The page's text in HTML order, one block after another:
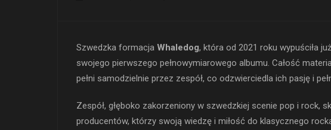
Szwedzka formacja Whaledog, która od 2021 roku wypuściła
swojego pierwszego pełnowymiarowego albumu. Całość
pełni samodzielnie przez zespół, co odzwierciedla ich pasję i
Zespół, głęboko zakorzeniony w szwedzkiej scenie pop i rock,
producentów, którzy swoją wiedzę i miłość do klasycznego